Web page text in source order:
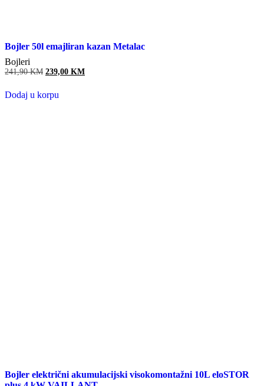
Bojler 50l emajliran kazan Metalac
Bojleri
241,90KM Original
241,90 KM.
239,00 KMCurrent
Dodaj u korpu
Bojler električni akumulacijski visokomontažni 10L eloSTOR